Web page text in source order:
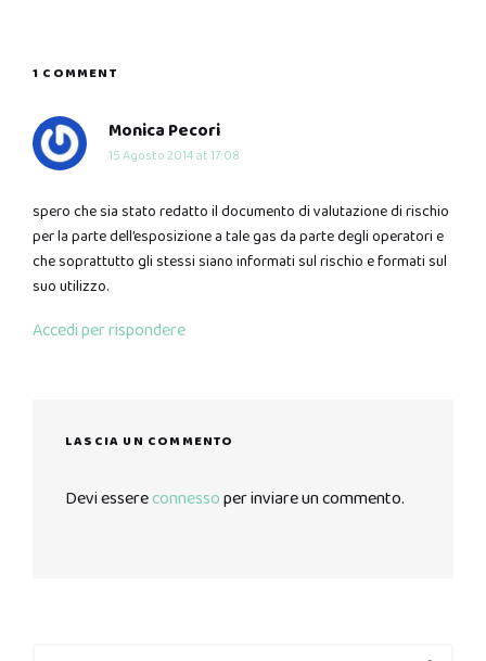
1 COMMENT
Monica Pecorisays:
15 Agosto 2014 at 17:08
spero che sia stato redatto il documento di valutazione di rischio
per la parte dell’esposizione a tale gas da parte degli operatori e
che soprattutto gli stessi siano informati sul rischio e formati sul
suo utilizzo.
Accedi per rispondere
LASCIA UN COMMENTO
Devi essereconnessoper inviare un commento.